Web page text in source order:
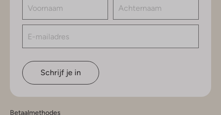
Schrijf je in
Betaalmethodes